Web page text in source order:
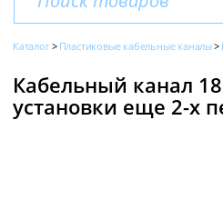
Каталог Пластиковые кабельные каналы
Кабельный канал
установки еще 2-х